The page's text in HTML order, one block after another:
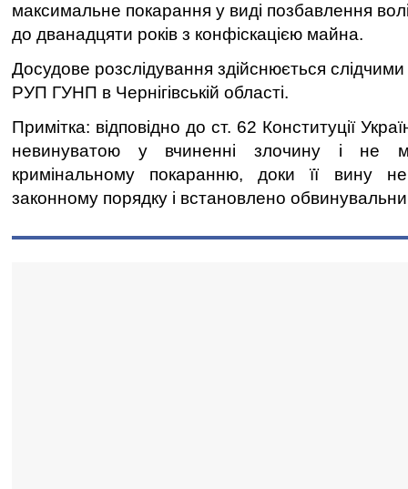
максимальне покарання у виді позбавлення
до дванадцяти років з конфіскацією майна.
Досудове розслідування здійснюється
РУП ГУНП в Чернігівській області.
Примітка: відповідно до ст. 62 Конституції
невинуватою у вчиненні злочину і не
кримінальному покаранню, доки її вину
законному порядку і встановлено